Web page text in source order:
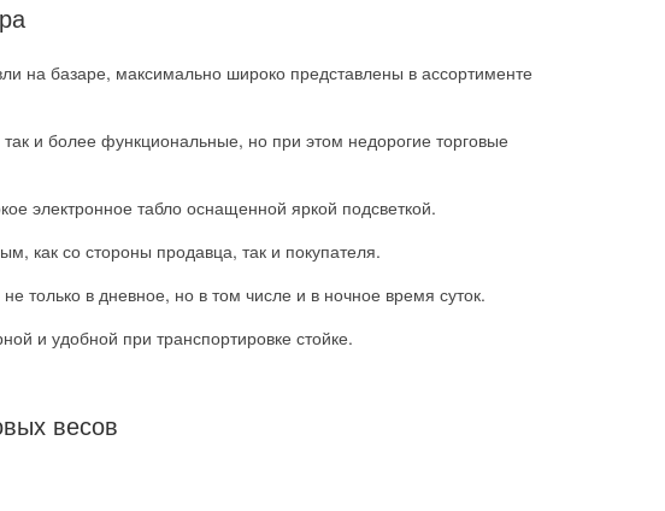
на базаре, максимально широко представлены в ассортименте
и более функциональные, но при этом недорогие торговые
электронное табло оснащенной яркой подсветкой.
как со стороны продавца, так и покупателя.
только в дневное, но в том числе и в ночное время суток.
и удобной при транспортировке стойке.
весов